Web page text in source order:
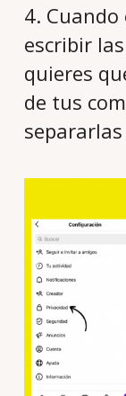
4.
escribir
quieres
de tus